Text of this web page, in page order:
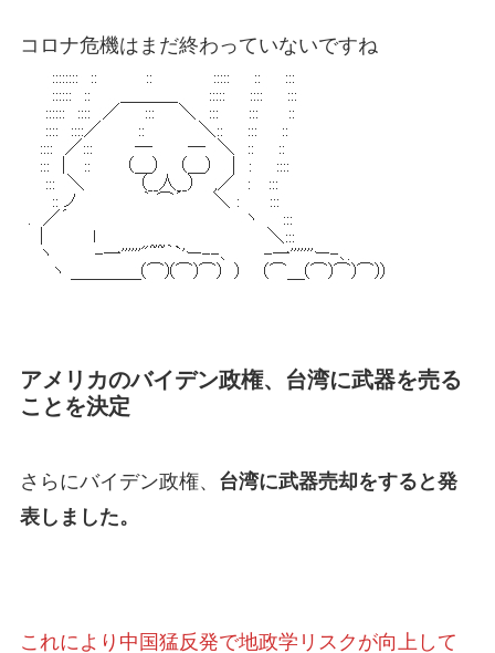
コロナ危機はまだ終わっていないですね
アメリカのバイデン政権、台湾に武器を売る
ことを決定
さらにバイデン政権、 台湾に武器売却をすると発
表しました。
これにより中国猛反発で地政学リスクが向上して